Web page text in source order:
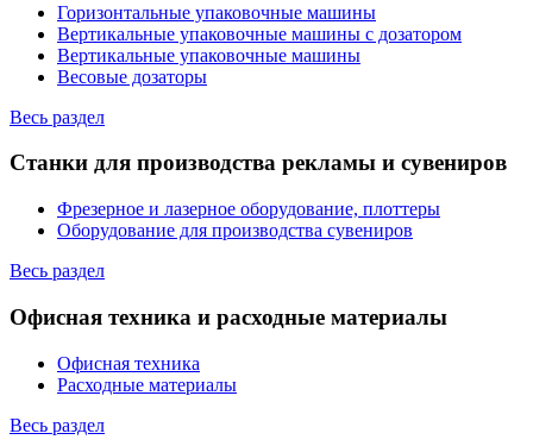
Горизонтальные упаковочные машины
Вертикальные упаковочные машины с дозатором
Вертикальные упаковочные машины
Весовые дозаторы
Весь раздел
Станки для производства рекламы и сувениров
Фрезерное и лазерное оборудование, плоттеры
Оборудование для производства сувениров
Весь раздел
Офисная техника и расходные материалы
Офисная техника
Расходные материалы
Весь раздел